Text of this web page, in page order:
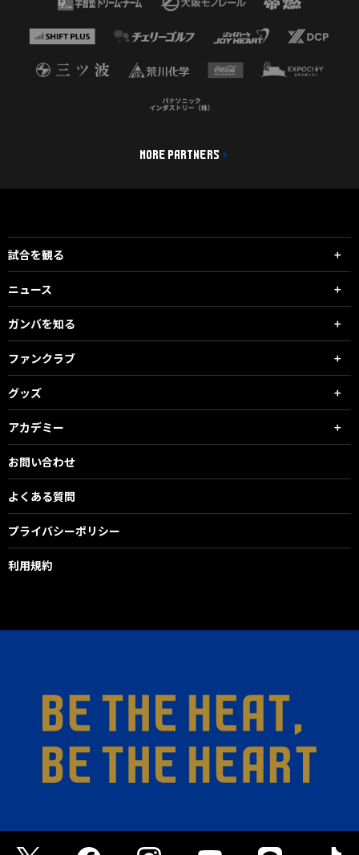
MORE PARTNERS
試合を観る
ニュース
ガンバを知る
ファンクラブ
グッズ
アカデミー
お問い合わせ
よくある質問
プライバシーポリシー
利用規約